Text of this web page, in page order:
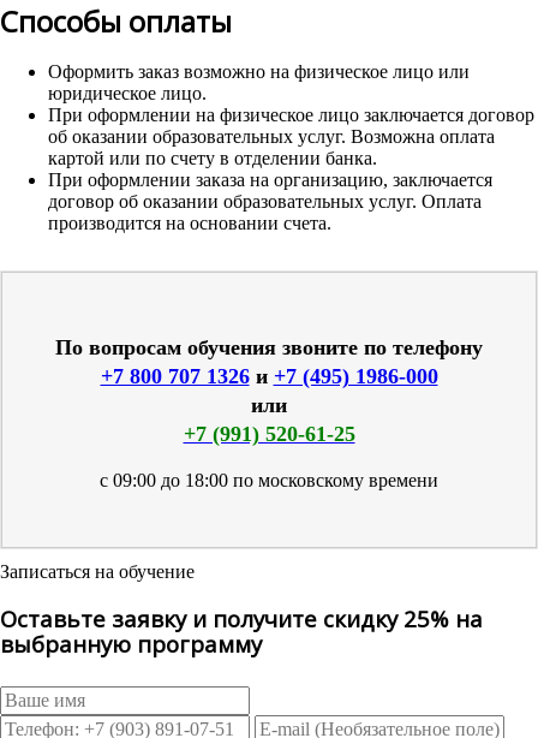
Способы оплаты
Оформить заказ возможно на физическое лицо или
юридическое лицо.
При оформлении на физическое лицо заключается договор
об оказании образовательных услуг. Возможна оплата
картой или по счету в отделении банка.
При оформлении заказа на организацию, заключается
договор об оказании образовательных услуг. Оплата
производится на основании счета.
По вопросам обучения звоните по телефону
+7 800 707 1326и +7 (495) 1986-000
или
+7 (991) 520-61-25
с 09:00 до 18:00 по московскому времени
Записаться на обучение
Оставьте заявку и получите скидку 25% на
выбранную программу